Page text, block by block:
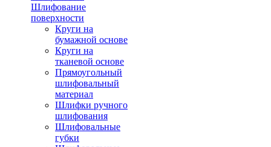
Шлифование
поверхности
Круги на
бумажной основе
Круги на
тканевой основе
Прямоугольный
шлифовальный
материал
Шлифки ручного
шлифования
Шлифовальные
губки